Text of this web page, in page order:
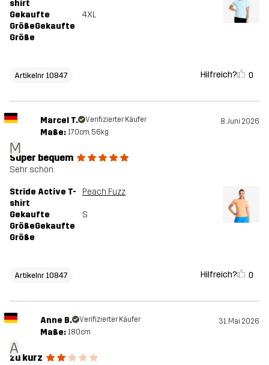
shirt
Gekaufte
GrößeGekaufte
Größe
4XL
Artikelnr 10847 Hilfreich? 0
M
Marcel T. Verifizierter Käufer 8. Juni 2026
Maße: 170cm, 56kg
Super bequem
Sehr schön.
Stride Active T-
shirt
Peach Fuzz
Gekaufte
GrößeGekaufte
Größe
S
Artikelnr 10847 Hilfreich? 0
A
Anne B. Verifizierter Käufer 31. Mai 2026
Maße: 180cm
zu kurz